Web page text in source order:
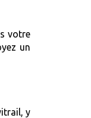
votre
un
y